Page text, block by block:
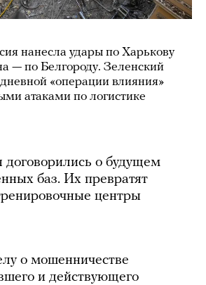
нанесла удары по Харькову
— по Белгороду. Зеленский
«операции влияния»
атаками по логистике
договорились о будущем
баз. Их превратят
центры
о мошенничестве
и действующего